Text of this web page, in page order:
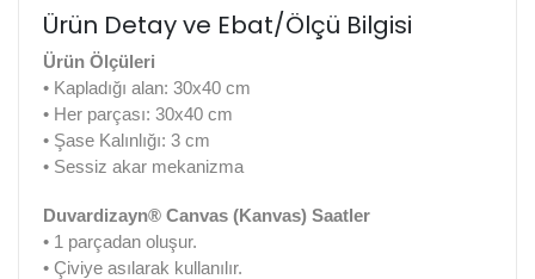
Ürün Detay ve Ebat/Ölçü Bilgisi
Ürün Ölçüleri
• Kapladığı alan: 30x40 cm
• Her parçası: 30x40 cm
• Şase Kalınlığı: 3 cm
• Sessiz akar mekanizma
Duvardizayn® Canvas (Kanvas) Saatler
• 1 parçadan oluşur.
• Çiviye asılarak kullanılır.